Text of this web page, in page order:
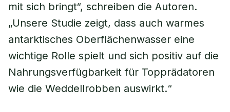
mit sich bringt“, schreiben die Autoren.
„Unsere Studie zeigt, dass auch warmes
antarktisches Oberflächenwasser eine
wichtige Rolle spielt und sich positiv auf die
Nahrungsverfügbarkeit für Topprädatoren
wie die Weddellrobben auswirkt.“